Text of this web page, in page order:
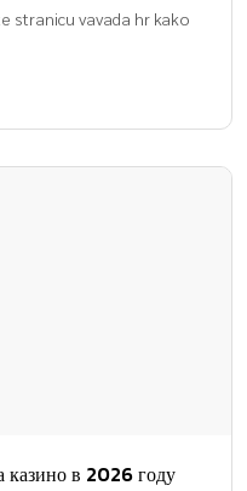
stranicu vavada hr kako
jednostavnim koracima
registracije. U […]
казино в 2026 году